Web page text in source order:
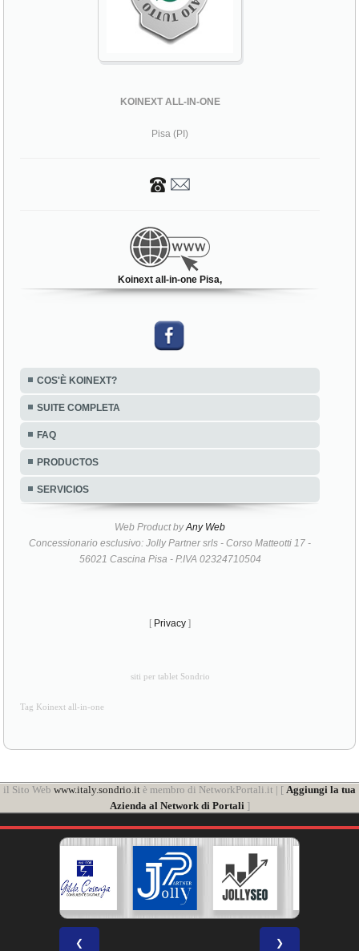
KOINEXT ALL-IN-ONE
Pisa (PI)
Koinext all-in-one Pisa,
COS'È KOINEXT?
SUITE COMPLETA
FAQ
PRODUCTOS
SERVICIOS
Web Product byAny Web
Concessionario esclusivo: Jolly Partner srls - Corso Matteotti 17 -
56021 Cascina Pisa - P.IVA 02324710504
[ Privacy ]
siti per tablet Sondrio
Tag Koinext all-in-one
il Sito Web www.italy.sondrio.it è membro di NetworkPortali.it | [ Aggiungi la tua
Azienda al Network di Portali]
❮ ❯